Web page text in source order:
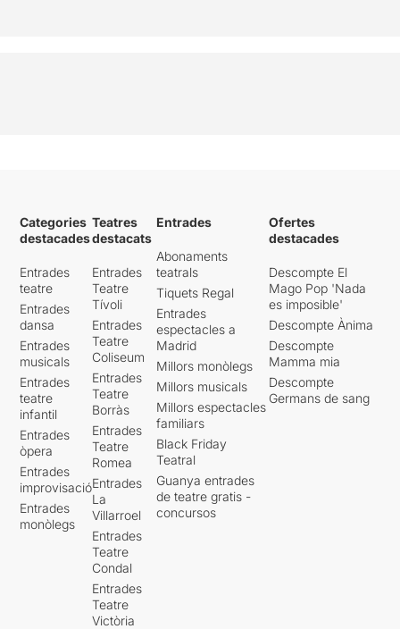
Categories
destacades
Entrades
teatre
Entrades
dansa
Entrades
musicals
Entrades
teatre
infantil
Entrades
òpera
Entrades
improvisació
Entrades
monòlegs
Teatres
destacats
Entrades
Teatre
Tívoli
Entrades
Teatre
Coliseum
Entrades
Teatre
Borràs
Entrades
Teatre
Romea
Entrades
La
Villarroel
Entrades
Teatre
Condal
Entrades
Teatre
Victòria
Entrades
Abonaments
teatrals
Tiquets Regal
Entrades
espectacles a
Madrid
Millors monòlegs
Millors musicals
Millors espectacles
familiars
Black Friday
Teatral
Guanya entrades
de teatre gratis -
concursos
Ofertes
destacades
Descompte El
Mago Pop 'Nada
es imposible'
Descompte Ànima
Descompte
Mamma mia
Descompte
Germans de sang